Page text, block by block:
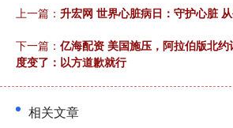
上一篇： 升宏网 世界心脏病日：守护心脏
下一篇： 亿海配资 美国施压，阿拉伯版北
度变了：以方道歉就行
相关文章